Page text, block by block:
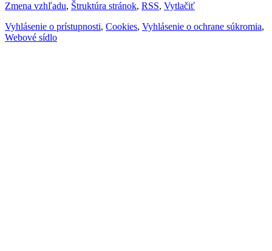
Zmena vzhľadu, Štruktúra stránok, RSS, Vytlačiť
Vyhlásenie o prístupnosti, Cookies, Vyhlásenie o ochrane súkromia,
Webové sídlo